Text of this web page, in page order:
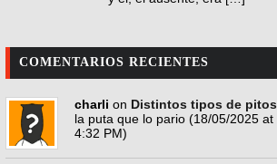
COMENTARIOS RECIENTES
charli on Distintos tipos de pitos
la puta que lo pario (18/05/2025 at
4:32 PM)